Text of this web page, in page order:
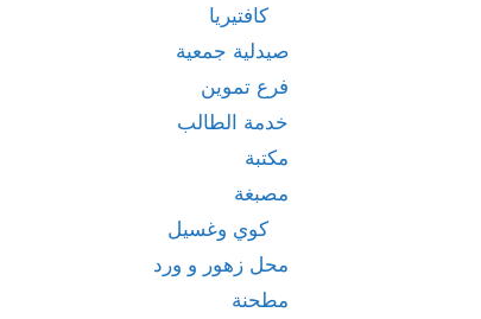
كافتيريا
صيدلية جمعية
فرع تموين
خدمة الطالب
مكتبة
مصبغة
كوي وغسيل
محل زهور و ورد
مطحنة